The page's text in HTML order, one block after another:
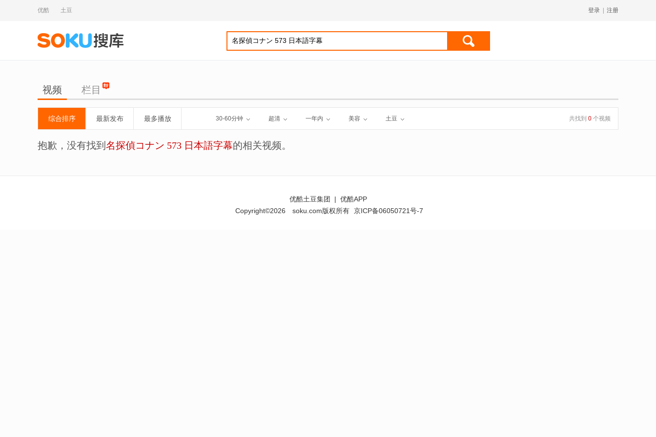
优酷 土豆 登录 注册
视频 栏目
综合排序 最新发布 最多播放 30-60分钟 超清 一年内 美容 土豆 共找到 0 个视频
抱歉，没有找到 名探偵コナン 573 日本語字幕的相关视频。
优酷土豆集团 | 优酷APP
Copyright©2026
soku.com版权所有 京ICP备06050721号-7